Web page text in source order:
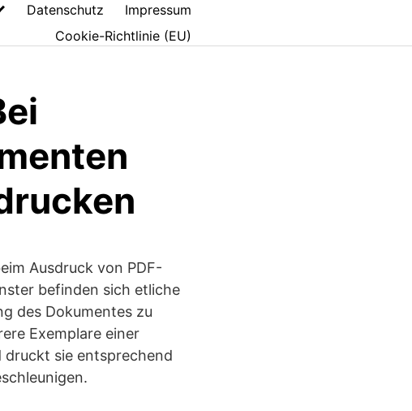
Datenschutz
Impressum
Cookie-Richtlinie (EU)
Ausdruck von PDF-
befinden sich etliche
des Dokumentes zu
Exemplare einer
druckt sie entsprechend